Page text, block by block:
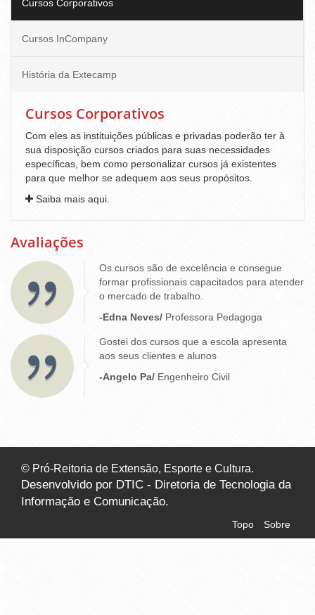
Cursos Corporativos
Cursos InCompany
História da Extecamp
Cursos Corporativos
Com eles as instituições públicas e privadas poderão ter à
sua disposição cursos criados para suas necessidades
específicas, bem como personalizar cursos já existentes
para que melhor se adequem aos seus propósitos.
Saiba mais aqui.
Avaliações
Os cursos são de excelência e consegue
formar profissionais capacitados para atender
o mercado de trabalho.
-Edna Neves/ Professora Pedagoga
Gostei dos cursos que a escola apresenta
aos seus clientes e alunos
-Angelo Pa/ Engenheiro Civil
© Pró-Reitoria de Extensão, Esporte e Cultura.
Desenvolvido por DTIC - Diretoria de Tecnologia da
Informação e Comunicação.
Topo Sobre